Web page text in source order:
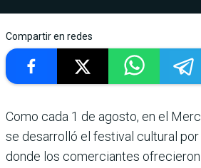
Compartir en redes
Como cada 1 de agosto, en el
se desarrolló el festival cultural por
donde los comerciantes